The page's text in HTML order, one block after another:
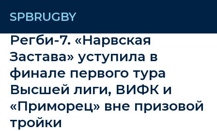
SPBRUGBY
Регби-7. «Нарвская
Застава» уступила в
финале первого тура
Высшей лиги, ВИФК и
«Приморец» вне призовой
тройки